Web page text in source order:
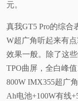
元。
真我GT5 Pro的综合
W超广角听起来有
效果一般。除了这
TPO曲屏，全白峰
800W IMX355超广
Ah电池+100W有线